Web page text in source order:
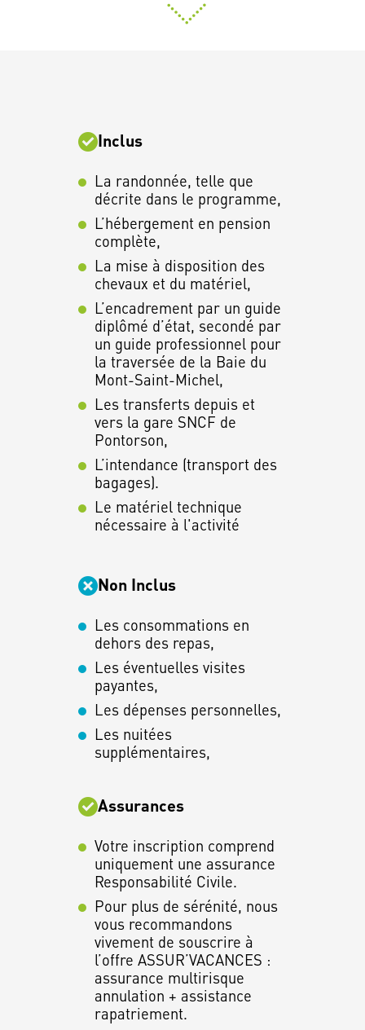
Inclus
La randonnée, telle que
décrite dans le programme,
L’hébergement en pension
complète,
La mise à disposition des
chevaux et du matériel,
L’encadrement par un guide
diplômé d’état, secondé par
un guide professionnel pour
la traversée de la Baie du
Mont-Saint-Michel,
Les transferts depuis et
vers la gare SNCF de
Pontorson,
L’intendance (transport des
bagages).
Le matériel technique
nécessaire à l'activité
Non Inclus
Les consommations en
dehors des repas,
Les éventuelles visites
payantes,
Les dépenses personnelles,
Les nuitées
supplémentaires,
Assurances
Votre inscription comprend
uniquement une assurance
Responsabilité Civile.
Pour plus de sérénité, nous
vous recommandons
vivement de souscrire à
l’offre ASSUR’VACANCES :
assurance multirisque
annulation + assistance
rapatriement.